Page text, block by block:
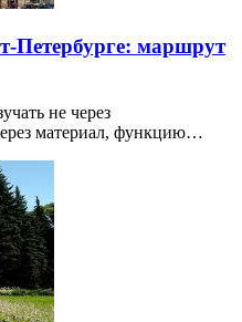
Петербурге: маршрут
не через
материал, функцию…